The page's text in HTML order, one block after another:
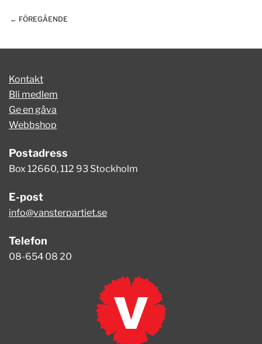
← FÖREGÅENDE
Kontakt
Bli medlem
Ge en gåva
Webbshop
Postadress
Box 12660, 112 93 Stockholm
E-post
info@vansterpartiet.se
Telefon
08-654 08 20